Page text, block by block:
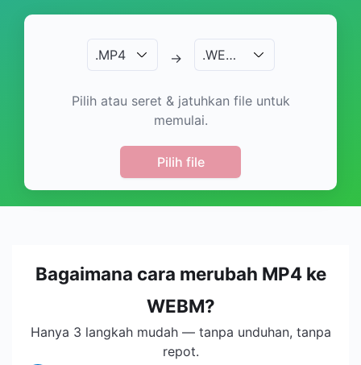
.MP4 → .WEBM
Pilih atau seret & jatuhkan file untuk
memulai.
Pilih file
Bagaimana cara merubah MP4 ke
WEBM?
Hanya 3 langkah mudah — tanpa unduhan, tanpa
repot.